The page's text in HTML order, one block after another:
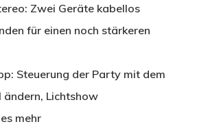
Zwei Geräte kabellos
für einen noch stärkeren
Steuerung der Party mit dem
Lichtshow
mehr